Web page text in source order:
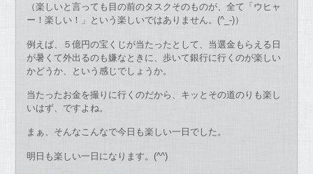
（楽しいと言っても目の前のタスクそのものが、全て「ウヒャ
ー！楽しい！」という楽しいではありません。(^_-)）
例えば、５億円の宝くじが当たったとして、当選金もらえる日
が暑くて外出るのも嫌なときに、歩いて銀行に行くのが楽しい
かどうか、という感じでしょうか。
当たったお金を撮りに行くのだから、キッとその道のりも楽し
いはず、ですよね。
まぁ、そんなこんなで今日も楽しい一日でした。
明日も楽しい一日になります。(^^)